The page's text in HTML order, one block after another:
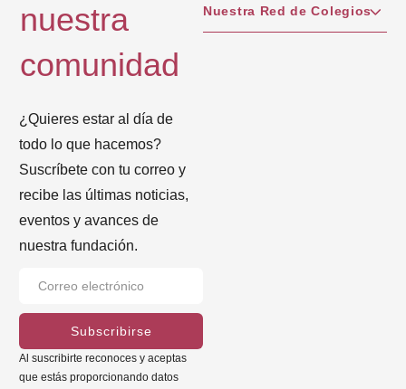
nuestra
comunidad
¿Quieres estar al día de
todo lo que hacemos?
Suscríbete con tu correo y
recibe las últimas noticias,
eventos y avances de
nuestra fundación.
Subscribirse
Al suscribirte reconoces y aceptas
que estás proporcionando datos
Nuestra Red de Colegios